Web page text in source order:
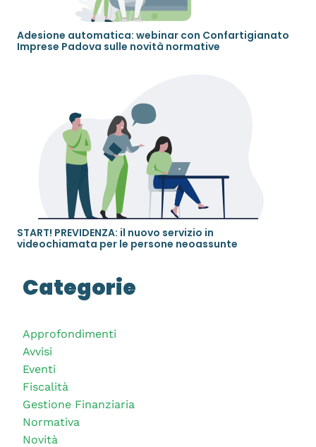
Adesione automatica: webinar con Confartigianato
Imprese Padova sulle novità normative
START! PREVIDENZA: il nuovo servizio in
videochiamata per le persone neoassunte
Categorie
Approfondimenti
Avvisi
Eventi
Fiscalità
Gestione Finanziaria
Normativa
Novità